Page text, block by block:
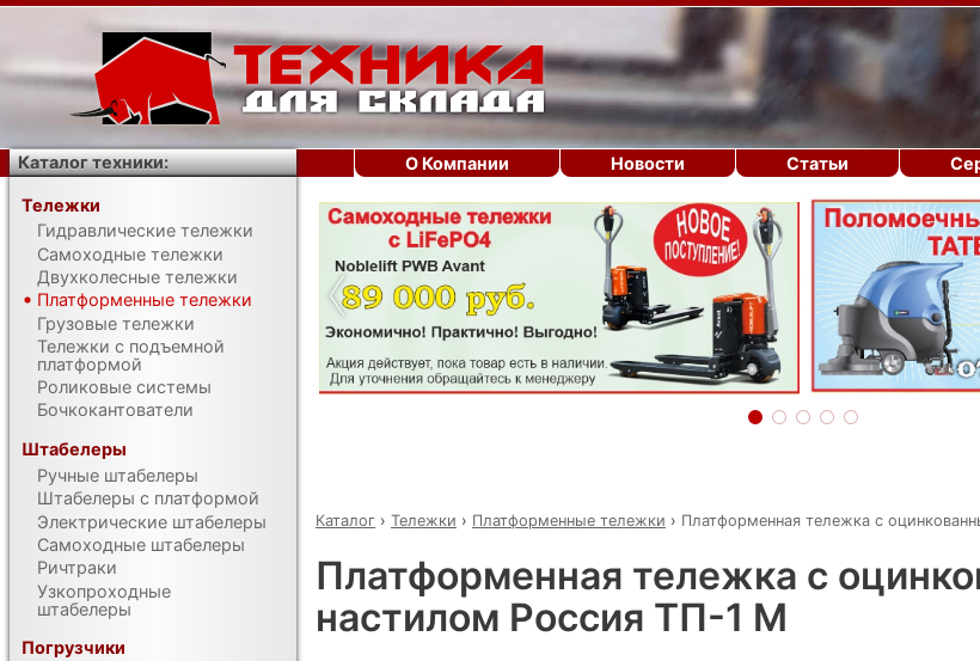
‹
Каталог › Тележки › Платформенные тележки › Платформенная тележка с
Платформенная тележка с
настилом Россия ТП-1 M
О Компании Новости Статьи
Каталог техники:
Тележки
Гидравлические тележки
Самоходные тележки
Двухколесные тележки
Платформенные тележки
Грузовые тележки
Тележки с подъемной
платформой
Роликовые системы
Бочкокантователи
Штабелеры
Ручные штабелеры
Штабелеры с платформой
Электрические штабелеры
Самоходные штабелеры
Ричтраки
Узкопроходные
штабелеры
Погрузчики